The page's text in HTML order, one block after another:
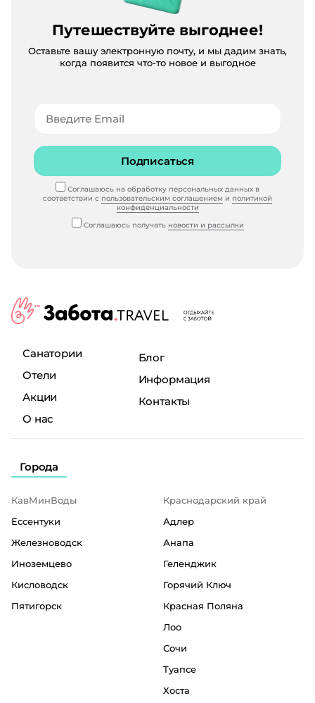
Путешествуйте выгоднее!
Оставьте вашу электронную почту, и мы дадим знать,
когда появится что-то новое и выгодное
Подписаться
Соглашаюсь на обработку персональных данных в
соответствии с пользовательским соглашением и политикой
конфиденциальности
Соглашаюсь получать новости и рассылки
Санатории
Отели
Акции
О нас
Блог
Информация
Контакты
Города
КавМинВоды
Ессентуки
Железноводск
Иноземцево
Кисловодск
Пятигорск
Краснодарский край
Адлер
Анапа
Геленджик
Горячий Ключ
Красная Поляна
Лоо
Сочи
Туапсе
Хоста